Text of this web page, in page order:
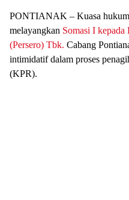
PONTIANAK – Kuasa
melayangkan Somasi I kepada
(Persero) Tbk. Cabang
intimidatif dalam proses
(KPR).